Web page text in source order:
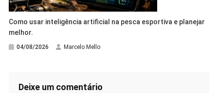
Como usar inteligência artificial na pesca esportiva e planejar
melhor.
04/08/2026 Marcelo Mello
Deixe um comentário